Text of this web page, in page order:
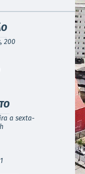
200
a sexta-